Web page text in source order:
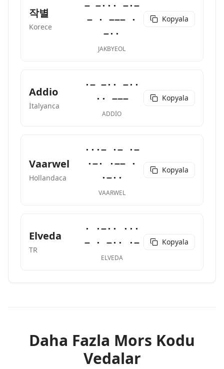
작별
Korece
− −··· −·−
− · −−− ·
−··
JAKBYEOL
Kopyala
Addio
İtalyanca
·− −·· −··
·· −−−
ADDIO
Kopyala
Vaarwel
Hollandaca
···− ·− ·−
·−· ·−− ·
·−··
VAARWEL
Kopyala
Elveda
TR
· ·−·· ···
− · −·· ·−
ELVEDA
Kopyala
Daha Fazla Mors Kodu
Vedalar